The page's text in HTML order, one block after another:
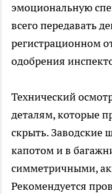
эмоциональную
всего передавать
регистрационном
одобрения
Технический
деталям, которые
скрыть. Заводские
капотом и в
симметричными,
Рекомендуется